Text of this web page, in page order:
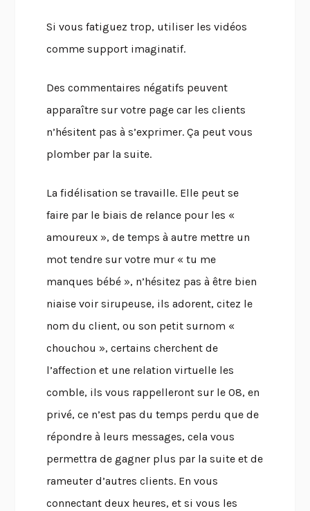
Si vous fatiguez trop, utiliser les vidéos
comme support imaginatif.
Des commentaires négatifs peuvent
apparaître sur votre page car les clients
n’hésitent pas à s’exprimer. Ça peut vous
plomber par la suite.
La fidélisation se travaille. Elle peut se
faire par le biais de relance pour les «
amoureux », de temps à autre mettre un
mot tendre sur votre mur « tu me
manques bébé », n’hésitez pas à être bien
niaise voir sirupeuse, ils adorent, citez le
nom du client, ou son petit surnom «
chouchou », certains cherchent de
l’affection et une relation virtuelle les
comble, ils vous rappelleront sur le 08, en
privé, ce n’est pas du temps perdu que de
répondre à leurs messages, cela vous
permettra de gagner plus par la suite et de
rameuter d’autres clients. En vous
connectant deux heures, et si vous les